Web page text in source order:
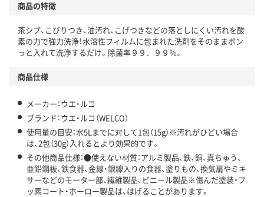
商品の特徴
茶シブ、こびりつき、油汚れ、こげつきなどの落としにくい汚れを酸
素の力で強力洗浄！水溶性フィルムに包まれた洗剤をそのままポン
っと入れて洗浄するだけ。除菌率９９．９９％。
商品仕様
メーカー：ウエ・ルコ
ブランド：ウエ・ルコ（WELCO）
使用量の目安：水5Lまでに対して1包（15g）※汚れがひどい場合
は、2包（30g）入れるとより効果的です。
その他商品仕様：●使えない材質：アルミ製品、鉄、銅、真ちゅう、
亜鉛鋼板、鉄食器、金線・銀線入りの食器、塗りもの、換気扇やミキ
サーなどのモーター部、繊維製品、ビニール製品※傷んだ塗装・フ
ッ素コート・ホーロー製品は、はげることがあります。